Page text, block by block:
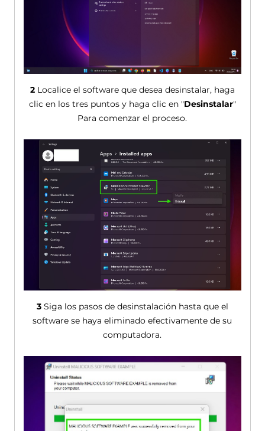
2Localice el software que desea desinstalar, haga
clic en los tres puntos y haga clic en "Desinstalar"
Para comenzar el proceso.
3Siga los pasos de desinstalación hasta que el
software se haya eliminado efectivamente de su
computadora.